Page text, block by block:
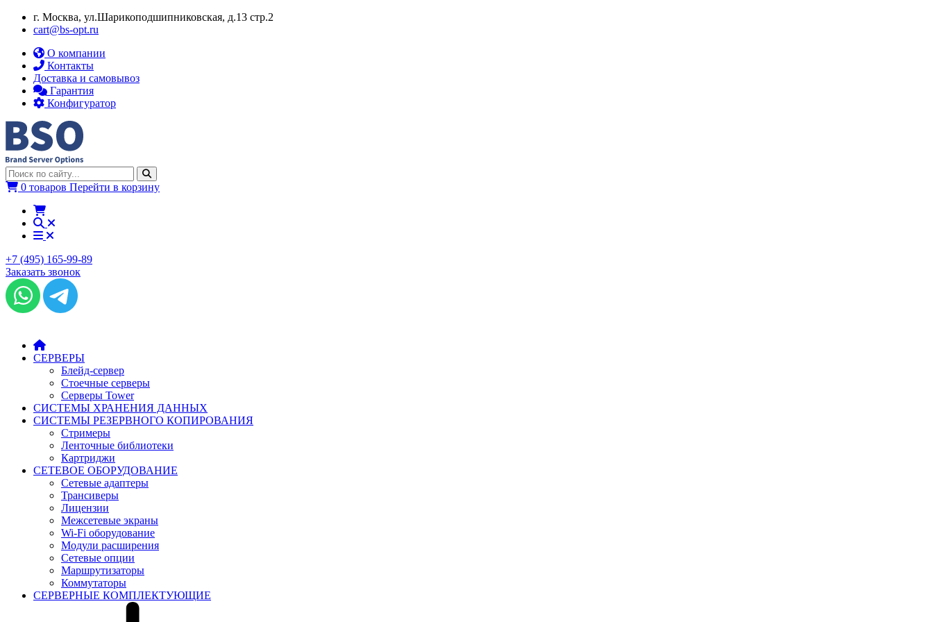
г. Москва, ул.​​Шарикоподшипниковская, д.13 стр.2
cart@bs-opt.ru
О компании
Контакты
Доставка и самовывоз
Гарантия
Конфигуратор
0 товаров Перейти в корзину
+7 (495) 165-99-89
Заказать звонок
СЕРВЕРЫ
Блейд-сервер
Стоечные серверы
Серверы Tower
СИСТЕМЫ ХРАНЕНИЯ ДАННЫХ
СИСТЕМЫ РЕЗЕРВНОГО КОПИРОВАНИЯ
Стримеры
Ленточные библиотеки
Картриджи
СЕТЕВОЕ ОБОРУДОВАНИЕ
Сетевые адаптеры
Трансиверы
Лицензии
Межсетевые экраны
Wi-Fi оборудование
Модули расширения
Сетевые опции
Маршрутизаторы
Коммутаторы
СЕРВЕРНЫЕ КОМПЛЕКТУЮЩИЕ